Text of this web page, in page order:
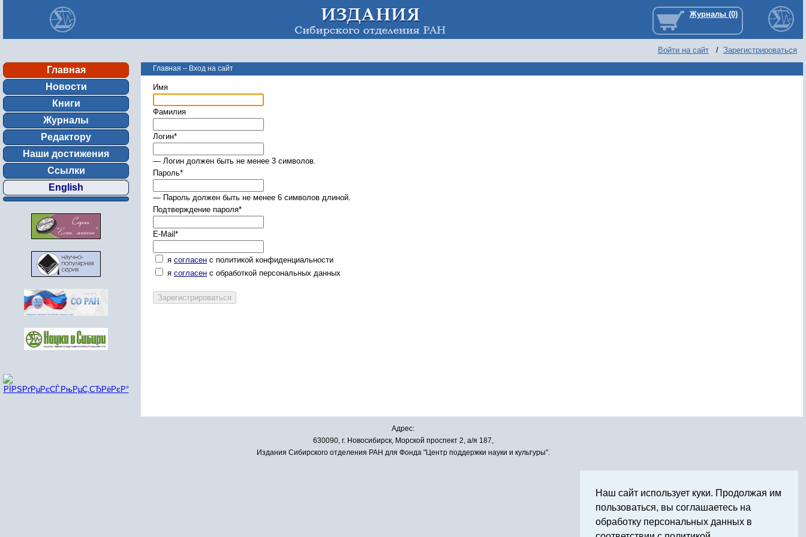
Войти на сайт / Зарегистрироваться
Главная
Новости
Книги
Журналы
Редактору
Наши достижения
Ссылки
English
Главная – Вход на сайт
Имя
Фамилия
Логин*
— Логин должен быть не менее 3 символов.
Пароль*
— Пароль должен быть не менее 6 символов длиной.
Подтверждение пароля*
E-Mail *
я согласен с политикой конфиденциальности
я согласен с обработкой персональных данных
Адрес:
630090, г. Новосибирск, Морской проспект 2, а/я 187,
Издания Сибирского отделения РАН для Фонда "Центр поддержки науки и культуры".
Наш сайт использует куки. Продолжая им
пользоваться, вы соглашаетесь на
обработку персональных данных в